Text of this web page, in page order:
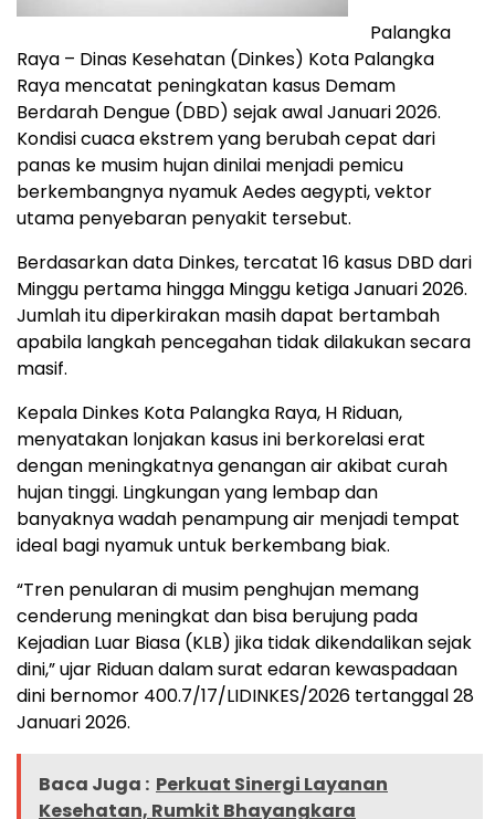
Palangka
Raya – Dinas Kesehatan (Dinkes) Kota Palangka
Raya mencatat peningkatan kasus Demam
Berdarah Dengue (DBD) sejak awal Januari 2026.
Kondisi cuaca ekstrem yang berubah cepat dari
panas ke musim hujan dinilai menjadi pemicu
berkembangnya nyamuk Aedes aegypti, vektor
utama penyebaran penyakit tersebut.
Berdasarkan data Dinkes, tercatat 16 kasus DBD dari
Minggu pertama hingga Minggu ketiga Januari 2026.
Jumlah itu diperkirakan masih dapat bertambah
apabila langkah pencegahan tidak dilakukan secara
masif.
Kepala Dinkes Kota Palangka Raya, H Riduan,
menyatakan lonjakan kasus ini berkorelasi erat
dengan meningkatnya genangan air akibat curah
hujan tinggi. Lingkungan yang lembap dan
banyaknya wadah penampung air menjadi tempat
ideal bagi nyamuk untuk berkembang biak.
“Tren penularan di musim penghujan memang
cenderung meningkat dan bisa berujung pada
Kejadian Luar Biasa (KLB) jika tidak dikendalikan sejak
dini,” ujar Riduan dalam surat edaran kewaspadaan
dini bernomor 400.7/17/LIDINKES/2026 tertanggal 28
Januari 2026.
Baca Juga : Perkuat Sinergi Layanan
Kesehatan, Rumkit Bhayangkara